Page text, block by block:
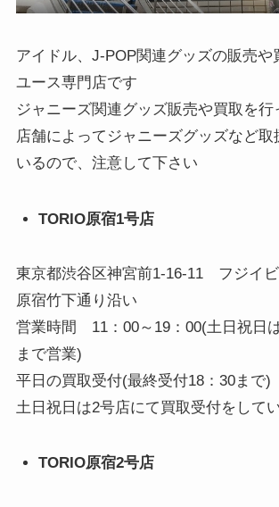
アイドル、J-POP関連グッズの販売や
ユース専門店です
ジャニーズ関連グッズ販売や買取を行
店舗によってジャニーズグッズなど取
いるので、注意して下さい
TORIO原宿1号店
東京都渋谷区神宮前1-16-11 フジイ
原宿竹下通り沿い
営業時間 11：00～19：00(土日祝日
まで営業)
平日の買取受付(最終受付18：30まで)
土日祝日は2号店にて買取受付をして
TORIO原宿2号店